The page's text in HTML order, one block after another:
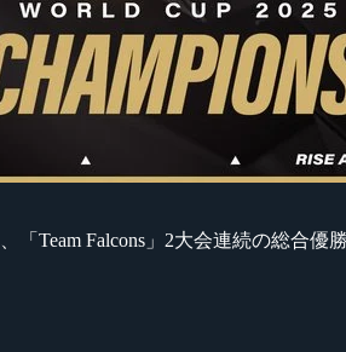
Team Falcons」2大会連続の総合優